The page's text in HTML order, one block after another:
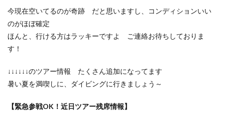
今現在空いてるのが奇跡 だと思いますし、コンディションいい
のがほぼ確定
ほんと、行ける方はラッキーですよ ご連絡お待ちしておりま
す！
↓↓↓↓↓↓のツアー情報 たくさん追加になってます
暑い夏を満喫しに、ダイビングに行きましょう～
【緊急参戦OK！近日ツアー残席情報】